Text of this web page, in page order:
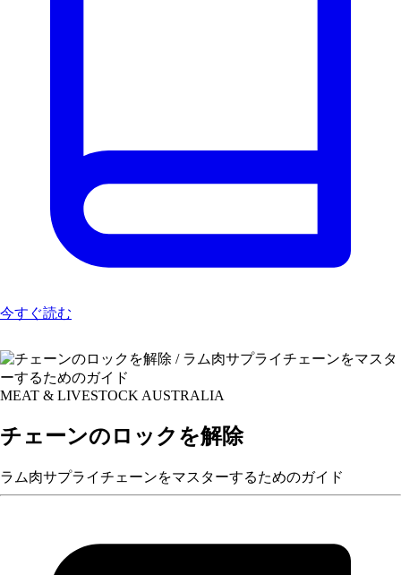
今すぐ読む
MEAT & LIVESTOCK AUSTRALIA
チェーンのロックを解除
ラム肉サプライチェーンをマスターするためのガイド